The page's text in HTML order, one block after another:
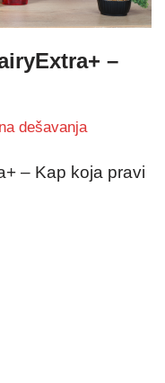
–
dešavanja
– Kap koja pravi